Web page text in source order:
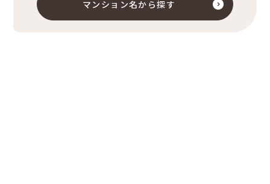
マンション名から探す